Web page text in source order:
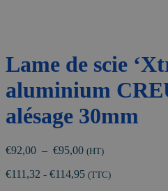
Lame de scie
aluminium
alésage 30mm
€92,00 – €95,00Plage
prix :
(HT)
€111,32 - €114,95 (TTC)